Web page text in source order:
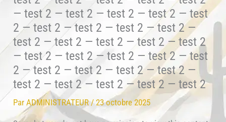
— test 2 — test 2 — test 2 — test 2 — test
2 — test 2 — test 2 — test 2 — test 2 —
test 2 — test 2 — test 2 — test 2 — test 2
— test 2 — test 2 — test 2 — test 2 — test
2 — test 2 — test 2 — test 2 — test 2 —
test 2 — test 2 — test 2 — test 2 — test 2
ParADMINISTRATEUR/23 octobre 2025